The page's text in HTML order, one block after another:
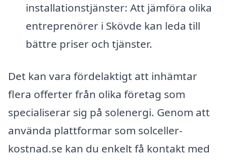
installationstjänster: Att jämföra olika
entreprenörer i Skövde kan leda till
bättre priser och tjänster.
Det kan vara fördelaktigt att inhämtar
flera offerter från olika företag som
specialiserar sig på solenergi. Genom att
använda plattformar som solceller-
kostnad.se kan du enkelt få kontakt med